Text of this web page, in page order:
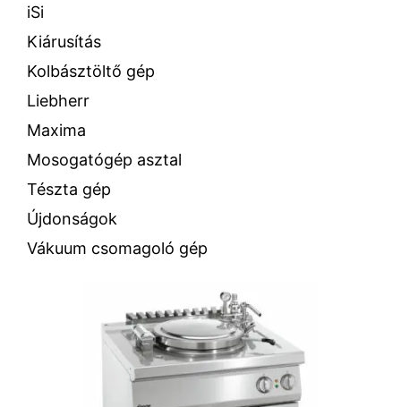
iSi
Kiárusítás
Kolbásztöltő gép
Liebherr
Maxima
Mosogatógép asztal
Tészta gép
Újdonságok
Vákuum csomagoló gép